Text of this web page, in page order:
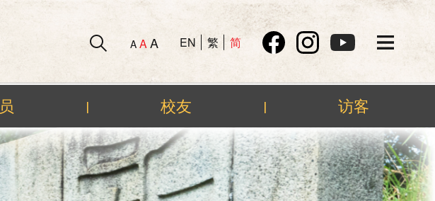
A AA EN 繁 简
| 校友 | 访客